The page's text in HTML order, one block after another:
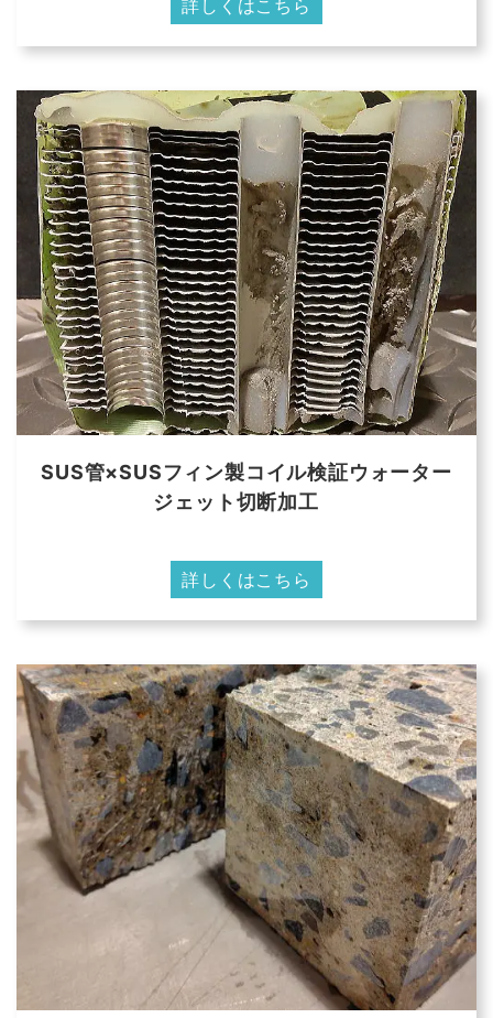
詳しくはこちら
SUS管×SUSフィン製コイル検証ウォーター
ジェット切断加工
詳しくはこちら